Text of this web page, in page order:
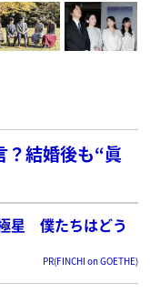
？結婚後も“眞
星 僕たちはどう
PR(FINCHI on GOETHE)